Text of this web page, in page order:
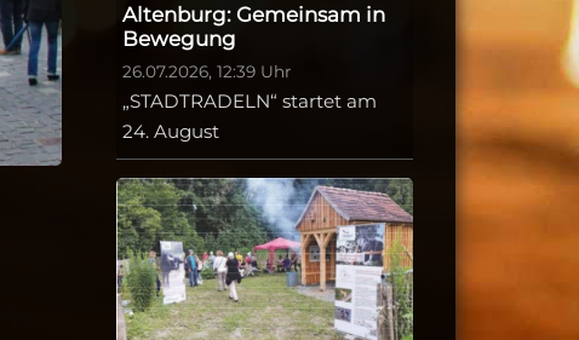
Altenburg: Gemeinsam in
Bewegung
26.07.2026, 12:39 Uhr
„STADTRADELN“ startet am
24. August